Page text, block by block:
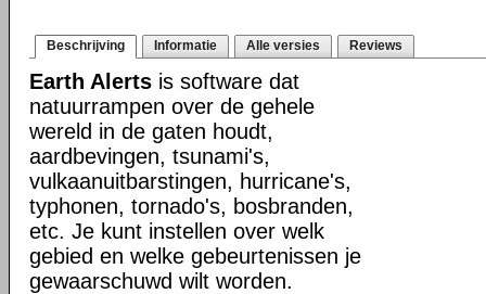
Beschrijving Informatie Alle versies Reviews
Earth Alerts is software dat
natuurrampen over de gehele
wereld in de gaten houdt,
aardbevingen, tsunami's,
vulkaanuitbarstingen, hurricane's,
typhonen, tornado's, bosbranden,
etc. Je kunt instellen over welk
gebied en welke gebeurtenissen je
gewaarschuwd wilt worden.